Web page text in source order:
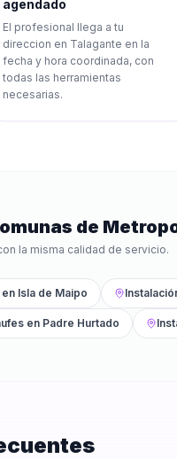
agendado
El profesional llega a tu
direccion en Talagante en la
fecha y hora coordinada, con
todas las herramientas
necesarias.
de
la misma calidad de servicio.
en Isla de Maipo
en Padre Hurtado